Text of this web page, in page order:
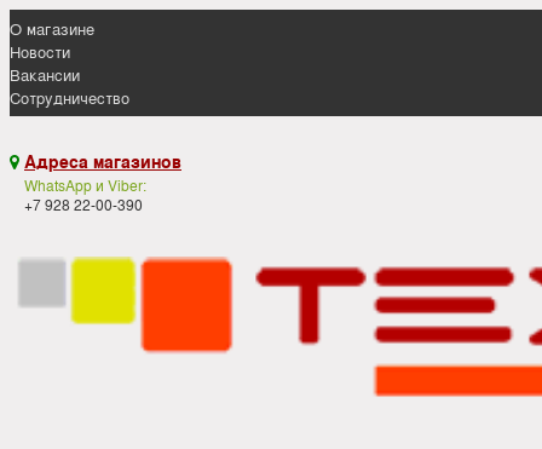
О магазине
Новости
Вакансии
Сотрудничество
 Адреса магазинов
WhatsApp и Viber:
+7 928 22-00-390